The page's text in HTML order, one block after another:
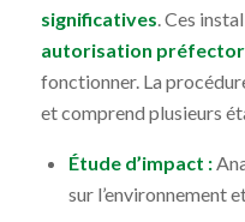
significatives. Ces
autorisation
fonctionner. La
et comprend plusieurs
Étude d’impact :
sur l’environnement